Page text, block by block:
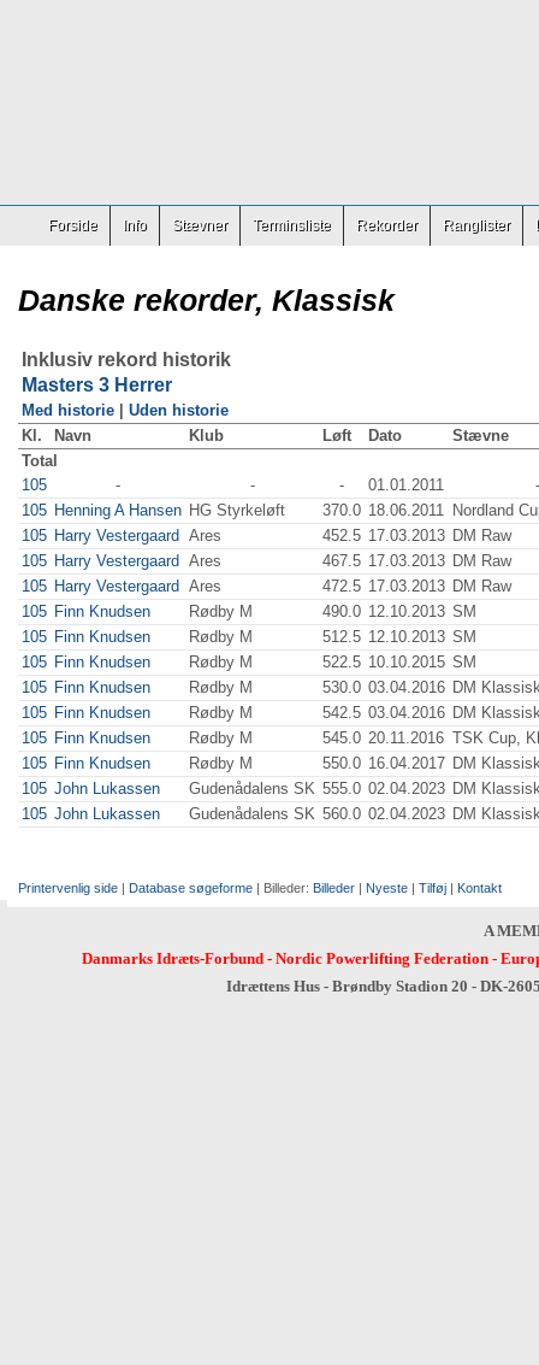
Forside Info Stævner Terminsliste Rekorder Ranglister
Danske rekorder, Klassisk
Inklusiv rekord historik
Masters 3 Herrer
Med historie
Uden historie
Kl.
Navn Klub Løft Dato
Stævne
Total
105
- - - 01.01.2011
-
105 Henning A Hansen HG Styrkeløft 370.0 18.06.2011 Nordland
105 Harry Vestergaard Ares 452.5 17.03.2013 DM Raw
105 Harry Vestergaard Ares 467.5 17.03.2013 DM Raw
105 Harry Vestergaard Ares 472.5 17.03.2013 DM Raw
105 Finn Knudsen Rødby M 490.0 12.10.2013 SM
105 Finn Knudsen Rødby M 512.5 12.10.2013 SM
105 Finn Knudsen Rødby M 522.5 10.10.2015 SM
105 Finn Knudsen Rødby M 530.0 03.04.2016 DM
105 Finn Knudsen Rødby M 542.5 03.04.2016 DM
105 Finn Knudsen Rødby M 545.0 20.11.2016 TSK Cup,
105 Finn Knudsen Rødby M 550.0 16.04.2017 DM
105 John Lukassen Gudenådalens SK 555.0 02.04.2023 DM
105 John Lukassen Gudenådalens SK 560.0 02.04.2023 DM
Printervenlig side | Database søgeforme | Billeder: Billeder | Nyeste | Tilføj | Kontakt
A
Danmarks Idræts-Forbund- Nordic Powerlifting Federation-
Idrættens Hus - Brøndby Stadion 20 - DK-